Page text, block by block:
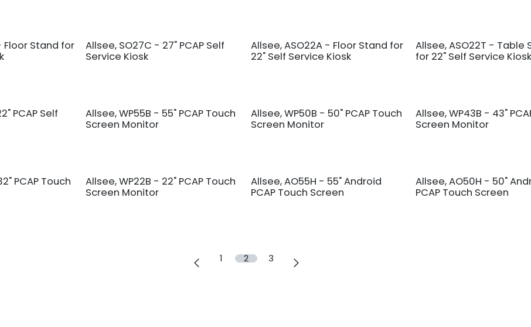
Floor Stand for
Allsee, SO27C - 27" PCAP Self
Service Kiosk
Allsee, ASO22A - Floor Stand for
22" Self Service Kiosk
Allsee, ASO22T - Table
for 22" Self Service
PCAP Self
Allsee, WP55B - 55" PCAP Touch
Screen Monitor
Allsee, WP50B - 50" PCAP Touch
Screen Monitor
Allsee, WP43B - 43"
Screen Monitor
PCAP Touch
Allsee, WP22B - 22" PCAP Touch
Screen Monitor
Allsee, AO55H - 55" Android
PCAP Touch Screen
Allsee, AO50H - 50"
PCAP Touch Screen
1 2 3